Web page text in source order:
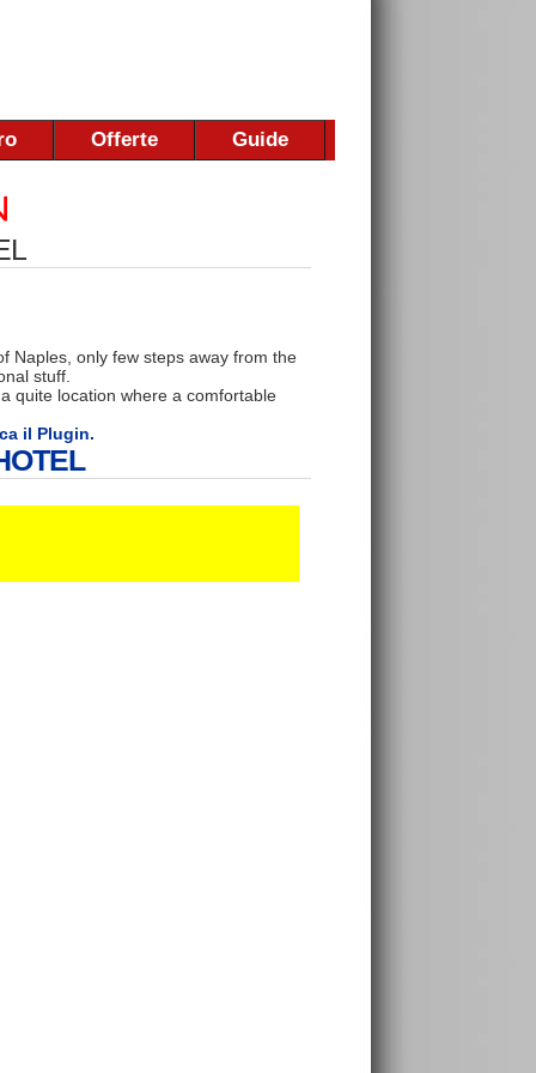
Offerte Guide
Naples, only few steps away from the
stuff.
quite location where a comfortable
il Plugin.